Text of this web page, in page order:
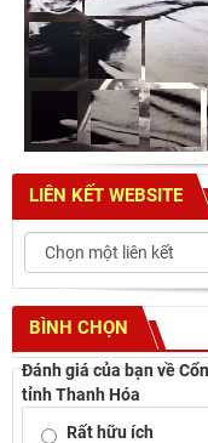
LIÊN KẾT WEBSITE
BÌNH CHỌN
Đánh giá của bạn về
tỉnh Thanh Hóa
Rất hữu ích